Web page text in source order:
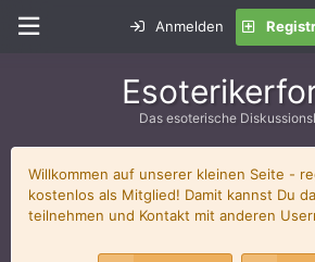
Anmelden
Das esoterische
Willkommen auf unserer kleinen Seite -
kostenlos als Mitglied! Damit kannst Du
teilnehmen und Kontakt mit anderen